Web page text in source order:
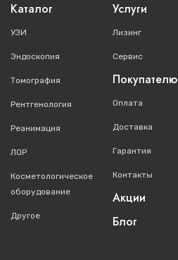
Каталог
УЗИ
Эндоскопия
Томография
Рентгенология
Реанимация
ЛОР
Косметологическое
оборудование
Другое
Услуги
Лизинг
Сервис
Покупателю
Оплата
Доставка
Гарантия
Контакты
Акции
Блог